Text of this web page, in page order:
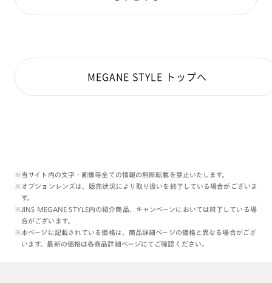
MEGANE STYLE トップへ
※当サイト内の文字・画像等全ての情報の無断転載を禁止いたします。
※オプションレンズは、販売状況により取り扱いを終了している場合がございま
す。
※JINS MEGANE STYLE内の紹介商品、キャンペーンにおいては終了している場
合がございます。
※本ページに記載されている価格は、商品詳細ページの価格と異なる場合がござ
います。最新の価格は各商品詳細ページにてご確認ください。